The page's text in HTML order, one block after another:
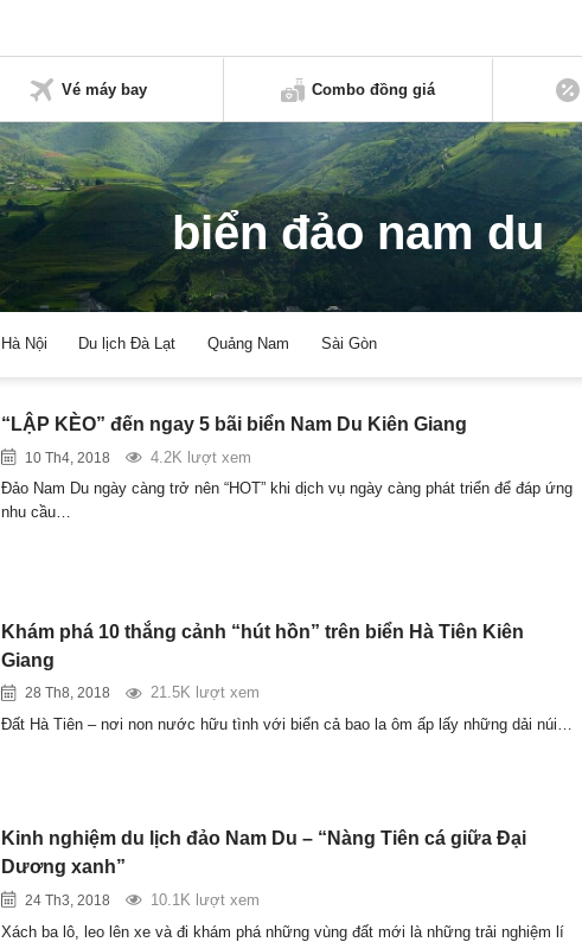
Vé máy bay Combo đồng giá
biển đảo nam du
Hà Nội Du lịch Đà Lạt Quảng Nam Sài Gòn
“LẬP KÈO” đến ngay 5 bãi biển Nam Du Kiên Giang
10 Th4, 2018
4.2K lượt xem
Đảo Nam Du ngày càng trở nên “HOT” khi dịch vụ ngày càng phát triển để đáp ứng
nhu cầu…
Khám phá 10 thắng cảnh “hút hồn” trên biển Hà Tiên Kiên
Giang
28 Th8, 2018
21.5K lượt xem
Đất Hà Tiên – nơi non nước hữu tình với biển cả bao la ôm ấp lấy những dải núi…
Kinh nghiệm du lịch đảo Nam Du – “Nàng Tiên cá giữa Đại
Dương xanh”
24 Th3, 2018
10.1K lượt xem
Xách ba lô, leo lên xe và đi khám phá những vùng đất mới là những trải nghiệm lí